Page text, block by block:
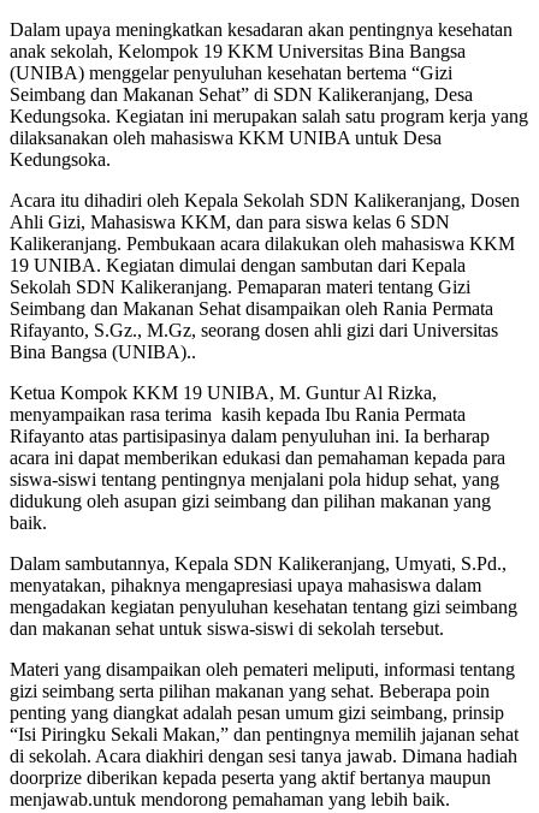
Dalam upaya meningkatkan kesadaran akan pentingnya kesehatan
anak sekolah, Kelompok 19 KKM Universitas Bina Bangsa
(UNIBA) menggelar penyuluhan kesehatan bertema “Gizi
Seimbang dan Makanan Sehat” di SDN Kalikeranjang, Desa
Kedungsoka. Kegiatan ini merupakan salah satu program kerja yang
dilaksanakan oleh mahasiswa KKM UNIBA untuk Desa
Kedungsoka.
Acara itu dihadiri oleh Kepala Sekolah SDN Kalikeranjang, Dosen
Ahli Gizi, Mahasiswa KKM, dan para siswa kelas 6 SDN
Kalikeranjang. Pembukaan acara dilakukan oleh mahasiswa KKM
19 UNIBA. Kegiatan dimulai dengan sambutan dari Kepala
Sekolah SDN Kalikeranjang. Pemaparan materi tentang Gizi
Seimbang dan Makanan Sehat disampaikan oleh Rania Permata
Rifayanto, S.Gz., M.Gz, seorang dosen ahli gizi dari Universitas
Bina Bangsa (UNIBA)..
Ketua Kompok KKM 19 UNIBA, M. Guntur Al Rizka,
menyampaikan rasa terima kasih kepada Ibu Rania Permata
Rifayanto atas partisipasinya dalam penyuluhan ini. Ia berharap
acara ini dapat memberikan edukasi dan pemahaman kepada para
siswa-siswi tentang pentingnya menjalani pola hidup sehat, yang
didukung oleh asupan gizi seimbang dan pilihan makanan yang
baik.
Dalam sambutannya, Kepala SDN Kalikeranjang, Umyati, S.Pd.,
menyatakan, pihaknya mengapresiasi upaya mahasiswa dalam
mengadakan kegiatan penyuluhan kesehatan tentang gizi seimbang
dan makanan sehat untuk siswa-siswi di sekolah tersebut.
Materi yang disampaikan oleh pemateri meliputi, informasi tentang
gizi seimbang serta pilihan makanan yang sehat. Beberapa poin
penting yang diangkat adalah pesan umum gizi seimbang, prinsip
“Isi Piringku Sekali Makan,” dan pentingnya memilih jajanan sehat
di sekolah. Acara diakhiri dengan sesi tanya jawab. Dimana hadiah
doorprize diberikan kepada peserta yang aktif bertanya maupun
menjawab.untuk mendorong pemahaman yang lebih baik.